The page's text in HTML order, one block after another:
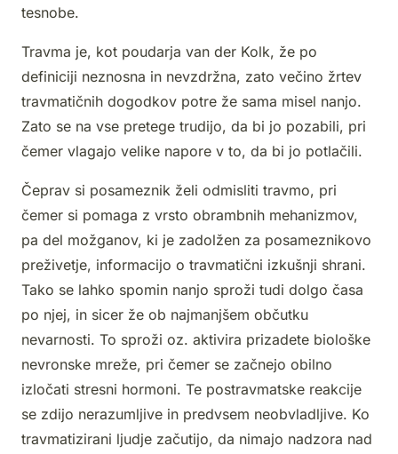
tesnobe.
Travma je, kot poudarja van der Kolk, že po
definiciji neznosna in nevzdržna, zato večino žrtev
travmatičnih dogodkov potre že sama misel nanjo.
Zato se na vse pretege trudijo, da bi jo pozabili, pri
čemer vlagajo velike napore v to, da bi jo potlačili.
Čeprav si posameznik želi odmisliti travmo, pri
čemer si pomaga z vrsto obrambnih mehanizmov,
pa del možganov, ki je zadolžen za posameznikovo
preživetje, informacijo o travmatični izkušnji shrani.
Tako se lahko spomin nanjo sproži tudi dolgo časa
po njej, in sicer že ob najmanjšem občutku
nevarnosti. To sproži oz. aktivira prizadete biološke
nevronske mreže, pri čemer se začnejo obilno
izločati stresni hormoni. Te postravmatske reakcije
se zdijo nerazumljive in predvsem neobvladljive. Ko
travmatizirani ljudje začutijo, da nimajo nadzora nad